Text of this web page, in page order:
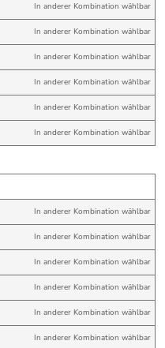
In anderer Kombination wählbar
In anderer Kombination wählbar
In anderer Kombination wählbar
In anderer Kombination wählbar
In anderer Kombination wählbar
In anderer Kombination wählbar
In anderer Kombination wählbar
In anderer Kombination wählbar
In anderer Kombination wählbar
In anderer Kombination wählbar
In anderer Kombination wählbar
In anderer Kombination wählbar